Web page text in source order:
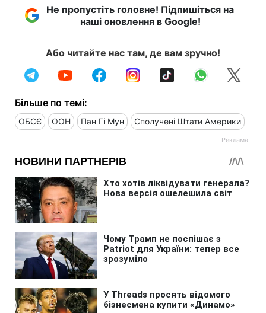
Не пропустіть головне! Підпишіться на
наші оновлення в Google!
Або читайте нас там, де вам зручно!
Більше по темі:
ОБСЄ ООН Пан Гі Мун Сполучені Штати Америки